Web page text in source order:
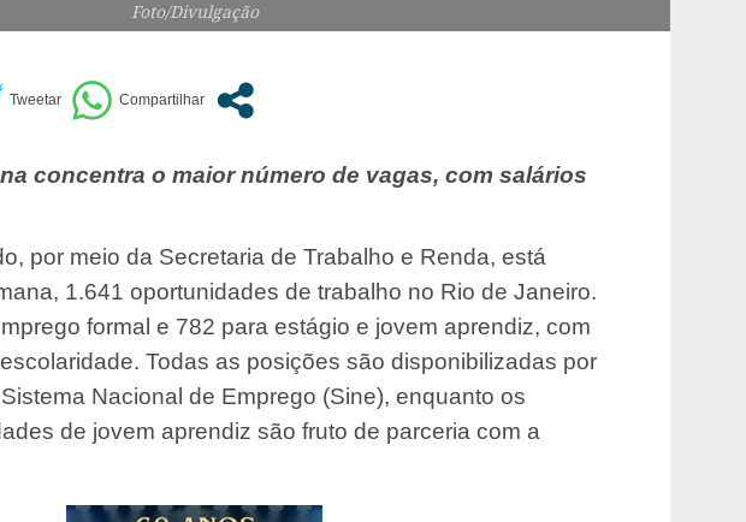
Foto/Divulgação
concentra o maior número de vagas, com salários
por meio da Secretaria de Trabalho e Renda, está
1.641 oportunidades de trabalho no Rio de Janeiro.
formal e 782 para estágio e jovem aprendiz, com
Todas as posições são disponibilizadas por
Nacional de Emprego (Sine), enquanto os
de jovem aprendiz são fruto de parceria com a